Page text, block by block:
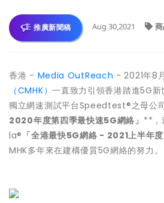
推廣新聞稿 Aug 30,2021
香港 - Media OutReach - 2021年8
（CMHK）一直致力引領香港踏進5G
獨立網速測試平台Speedtest®之母公
2020年度第四季最快速5G網絡」 **，
la® 「全港最快5G網絡 - 2021上半年
MHK多年來在建構優質5G網絡的努力。